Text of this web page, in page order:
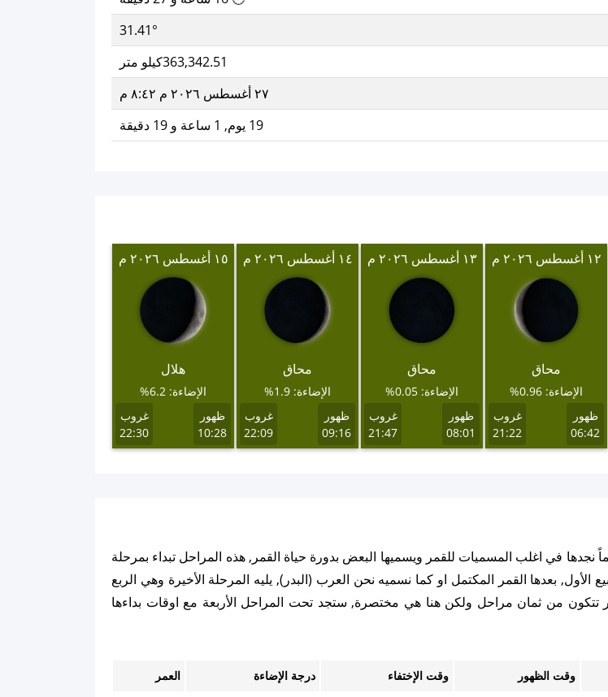
31.41°
363,342.51كيلو متر
٢٧ أغسطس ٢٠٢٦ م ٨:٤٢ م
19 يوم, 1 ساعة و 19 دقيقة
١٢ أغسطس ٢٠٢٦ م
محاق
الإضاءة: 0.96%
ظهور
06:42
غروب
21:22
١٣ أغسطس ٢٠٢٦ م
محاق
الإضاءة: 0.05%
ظهور
08:01
غروب
21:47
١٤ أغسطس ٢٠٢٦ م
محاق
الإضاءة: 1.9%
ظهور
09:16
غروب
22:09
١٥ أغسطس ٢٠٢٦ م
هلال
الإضاءة: 6.2%
ظهور
10:28
غروب
22:30
نجدها في اغلب المسميات للقمر ويسميها البعض بدورة حياة القمر, هذه المراحل تبداء بمرحلة
الأول, بعدها القمر المكتمل او كما نسميه نحن العرب (البدر), يليه المرحلة الأخيرة وهي الربع
تتكون من ثمان مراحل ولكن هنا هي مختصرة, ستجد تحت المراحل الأربعة مع اوقات بداءها
وقت الظهور وقت الإختفاء درجة الإضاءة
العمر